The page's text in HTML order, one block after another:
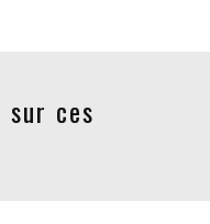
sur ces